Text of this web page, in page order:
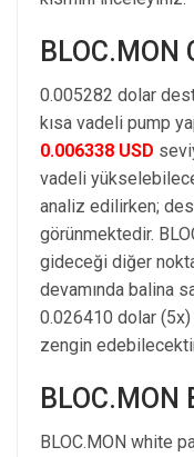
BLOC.MON
0.005282 dolar
kısa vadeli pump
0.006338 USD
vadeli
analiz edilirken;
görünmektedir.
gideceği diğer
devamında balina
0.026410 dolar
zengin
BLOC.MON
BLOC.MON white